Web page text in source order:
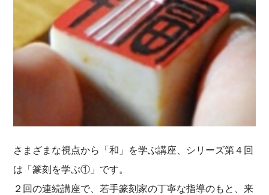
さまざまな視点から「和」を学ぶ講座、シリーズ第４回
は「篆刻を学ぶ①」です。
２回の連続講座で、若手篆刻家の丁寧な指導のもと、来